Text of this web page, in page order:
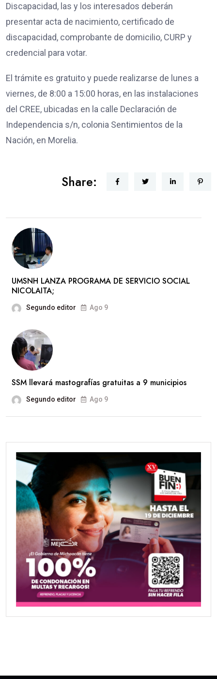
Discapacidad, las y los interesados deberán
presentar acta de nacimiento, certificado de
discapacidad, comprobante de domicilio, CURP y
credencial para votar.
El trámite es gratuito y puede realizarse de lunes a
viernes, de 8:00 a 15:00 horas, en las instalaciones
del CREE, ubicadas en la calle Declaración de
Independencia s/n, colonia Sentimientos de la
Nación, en Morelia.
Share:
UMSNH LANZA PROGRAMA DE SERVICIO SOCIAL
NICOLAITA;
Segundo editor Ago 9
SSM llevará mastografías gratuitas a 9 municipios
Segundo editor Ago 9